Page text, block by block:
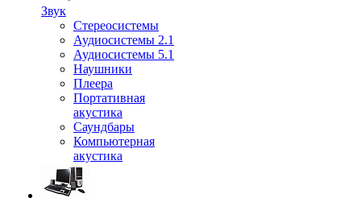
Звук
Стереосистемы
Аудиосистемы 2.1
Аудиосистемы 5.1
Наушники
Плеера
Портативная
акустика
Саундбары
Компьютерная
акустика